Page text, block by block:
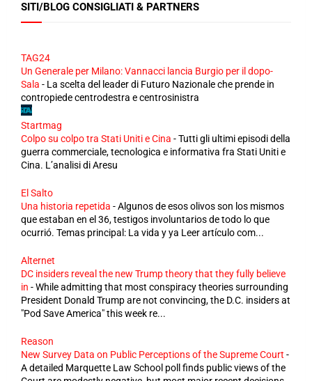
SITI/BLOG CONSIGLIATI & PARTNERS
TAG24
Un Generale per Milano: Vannacci lancia Burgio per il dopo-
Sala - La scelta del leader di Futuro Nazionale che prende in
contropiede centrodestra e centrosinistra
Startmag
Colpo su colpo tra Stati Uniti e Cina -Tutti gli ultimi episodi della
guerra commerciale, tecnologica e informativa fra Stati Uniti e
Cina. L’analisi di Aresu
El Salto
Una historia repetida -Algunos de esos olivos son los mismos
que estaban en el 36, testigos involuntarios de todo lo que
ocurrió. Temas principal: La vida y ya Leer artículo com...
Alternet
DC insiders reveal the new Trump theory that they fully believe
in -While admitting that most conspiracy theories surrounding
President Donald Trump are not convincing, the D.C. insiders at
"Pod Save America" this week re...
Reason
New Survey Data on Public Perceptions of the Supreme Court -
A detailed Marquette Law School poll finds public views of the